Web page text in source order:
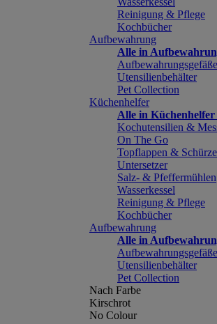
Reinigung & Pflege
Kochbücher
Aufbewahrung
Alle in
Aufbewahrungsgefäße
Utensilienbehälter
Pet Collection
Küchenhelfer
Alle in Küchenhelfer
Kochutensilien &
On The Go
Topflappen &
Untersetzer
Salz- & Pfeffermühlen
Wasserkessel
Reinigung & Pflege
Kochbücher
Aufbewahrung
Alle in
Aufbewahrungsgefäße
Utensilienbehälter
Pet Collection
Nach Farbe
Kirschrot
No Colour